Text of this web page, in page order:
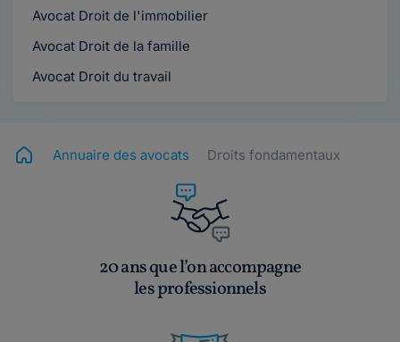
Avocat Droit de l'immobilier
Avocat Droit de la famille
Avocat Droit du travail
Annuaire des avocats Droits fondamentaux
20 ans que l’on accompagne
les professionnels